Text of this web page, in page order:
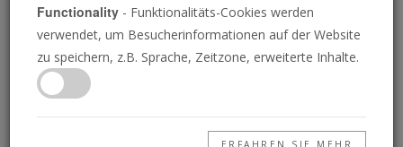
Functionality - Funktionalitäts-Cookies werden
verwendet, um Besucherinformationen auf der Website
zu speichern, z.B. Sprache, Zeitzone, erweiterte Inhalte.
ERFAHREN SIE MEHR